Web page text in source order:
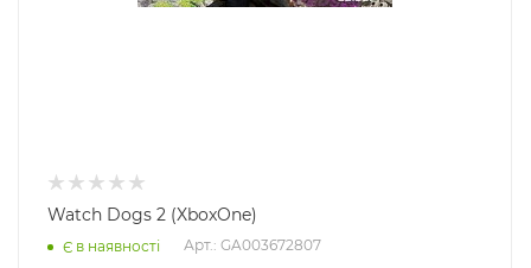
Watch Dogs 2 (XboxOne)
Є в наявності Арт.: GA003672807